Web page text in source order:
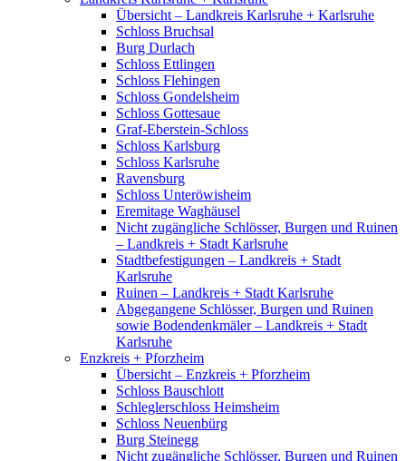
Übersicht – Landkreis Karlsruhe + Karlsruhe
Schloss Bruchsal
Burg Durlach
Schloss Ettlingen
Schloss Flehingen
Schloss Gondelsheim
Schloss Gottesaue
Graf-Eberstein-Schloss
Schloss Karlsburg
Schloss Karlsruhe
Ravensburg
Schloss Unteröwisheim
Eremitage Waghäusel
Nicht zugängliche Schlösser, Burgen und Ruinen
– Landkreis + Stadt Karlsruhe
Stadtbefestigungen – Landkreis + Stadt
Karlsruhe
Ruinen – Landkreis + Stadt Karlsruhe
Abgegangene Schlösser, Burgen und Ruinen
sowie Bodendenkmäler – Landkreis + Stadt
Karlsruhe
Enzkreis + Pforzheim
Übersicht – Enzkreis + Pforzheim
Schloss Bauschlott
Schleglerschloss Heimsheim
Schloss Neuenbürg
Burg Steinegg
Nicht zugängliche Schlösser, Burgen und Ruinen